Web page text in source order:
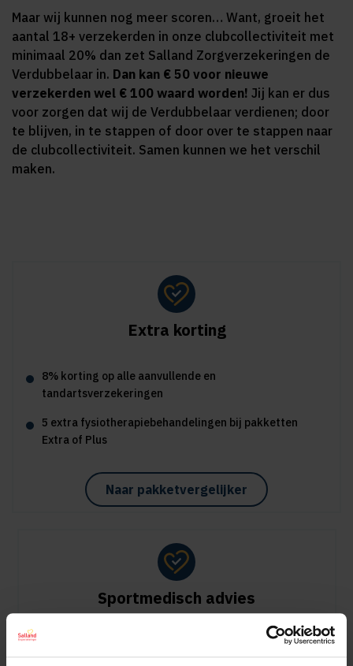
Maar wij kunnen nog meer scoren… Want, groeit het
aantal 18+ verzekerden in onze clubcollectiviteit met
minimaal 20% dan zet Salland Zorgverzekeringen de
Verdubbelaar in. Dan kan € 50 voor nieuwe
verzekerden wel € 100 waard worden! Jij kan er dus
voor zorgen dat wij de Verdubbelaar verdienen; door
te blijven, in te stappen of door over te stappen naar
de clubcollectiviteit. Samen kunnen we het verschil
maken.
Extra korting
8% korting op alle aanvullende en
tandartsverzekeringen
5 extra fysiotherapiebehandelingen bij pakketten
Extra of Plus
Naar pakketvergelijker
Sportmedisch advies
Vergoeding tot €125 per kalenderjaar bij pakket Plus